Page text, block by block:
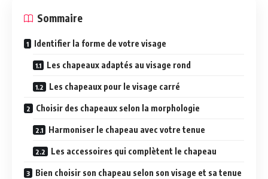
Sommaire
Identifier la forme de votre visage
Les chapeaux adaptés au visage rond
Les chapeaux pour le visage carré
Choisir des chapeaux selon la morphologie
Harmoniser le chapeau avec votre tenue
Les accessoires qui complètent le chapeau
Bien choisir son chapeau selon son visage et sa tenue